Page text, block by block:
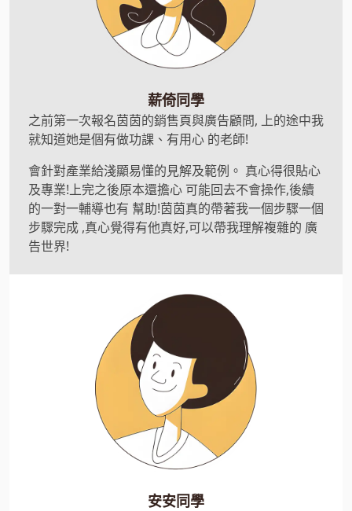
薪倚同學
之前第一次報名茵茵的銷售頁與廣告顧問, 上的途中我
就知道她是個有做功課、有用心 的老師!
會針對產業給淺顯易懂的見解及範例。 真心得很貼心
及專業!上完之後原本還擔心 可能回去不會操作,後續
的一對一輔導也有 幫助!茵茵真的帶著我一個步驟一個
步驟完成 ,真心覺得有他真好,可以帶我理解複雜的 廣
告世界!
安安同學